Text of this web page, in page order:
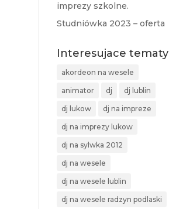
imprezy szkolne.
Studniówka 2023 – oferta
Interesujace tematy
akordeon na wesele
animator dj dj lublin
dj lukow dj na impreze
dj na imprezy lukow
dj na sylwka 2012
dj na wesele
dj na wesele lublin
dj na wesele radzyn podlaski